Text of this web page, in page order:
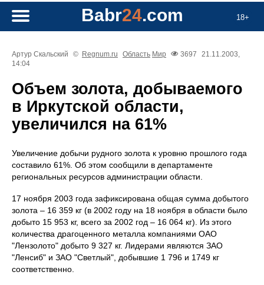
18+
Babr24.com
Артур Скальский © Regnum.ru Область Мир 3697
21.11.2003,
14:04
Объем золота, добываемого
в Иркутской области,
увеличился на 61%
Увеличение добычи рудного золота к уровню прошлого года
составило 61%. Об этом сообщили в департаменте
региональных ресурсов администрации области.
17 ноября 2003 года зафиксирована общая сумма добытого
золота – 16 359 кг (в 2002 году на 18 ноября в области было
добыто 15 953 кг, всего за 2002 год – 16 064 кг). Из этого
количества драгоценного металла компаниями ОАО
"Лензолото" добыто 9 327 кг. Лидерами являются ЗАО
"Ленсиб" и ЗАО "Светлый", добывшие 1 796 и 1749 кг
соответственно.